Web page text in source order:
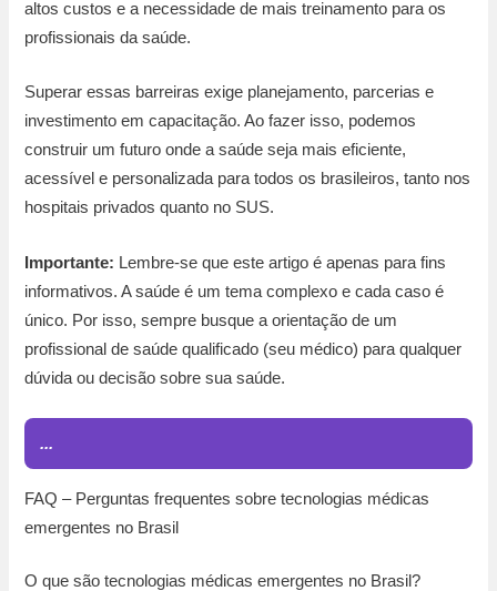
altos custos e a necessidade de mais treinamento para os
profissionais da saúde.
Superar essas barreiras exige planejamento, parcerias e
investimento em capacitação. Ao fazer isso, podemos
construir um futuro onde a saúde seja mais eficiente,
acessível e personalizada para todos os brasileiros, tanto nos
hospitais privados quanto no SUS.
Importante: Lembre-se que este artigo é apenas para fins
informativos. A saúde é um tema complexo e cada caso é
único. Por isso, sempre busque a orientação de um
profissional de saúde qualificado (seu médico) para qualquer
dúvida ou decisão sobre sua saúde.
...
FAQ – Perguntas frequentes sobre tecnologias médicas
emergentes no Brasil
O que são tecnologias médicas emergentes no Brasil?